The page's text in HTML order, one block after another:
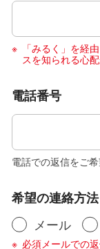
「みるく」を経
スを知られる心
電話番号
電話での返信をご
希望の連絡方法
メール
必須メールでの